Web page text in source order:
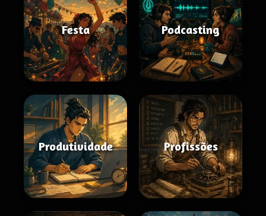
Festa Podcasting
Produtividade Profissões